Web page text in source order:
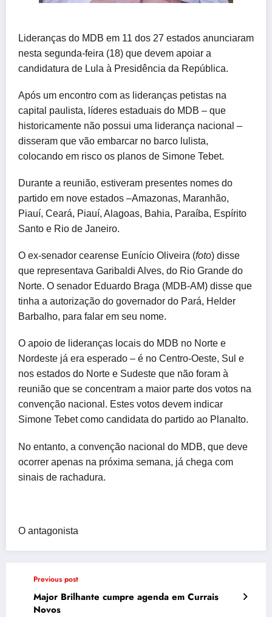
Lideranças do MDB em 11 dos 27 estados anunciaram
nesta segunda-feira (18) que devem apoiar a
candidatura de Lula à Presidência da República.
Após um encontro com as lideranças petistas na
capital paulista, líderes estaduais do MDB – que
historicamente não possui uma liderança nacional –
disseram que vão embarcar no barco lulista,
colocando em risco os planos de Simone Tebet.
Durante a reunião, estiveram presentes nomes do
partido em nove estados –Amazonas, Maranhão,
Piauí, Ceará, Piauí, Alagoas, Bahia, Paraíba, Espírito
Santo e Rio de Janeiro.
O ex-senador cearense Eunício Oliveira (foto) disse
que representava Garibaldi Alves, do Rio Grande do
Norte. O senador Eduardo Braga (MDB-AM) disse que
tinha a autorização do governador do Pará, Helder
Barbalho, para falar em seu nome.
O apoio de lideranças locais do MDB no Norte e
Nordeste já era esperado – é no Centro-Oeste, Sul e
nos estados do Norte e Sudeste que não foram à
reunião que se concentram a maior parte dos votos na
convenção nacional. Estes votos devem indicar
Simone Tebet como candidata do partido ao Planalto.
No entanto, a convenção nacional do MDB, que deve
ocorrer apenas na próxima semana, já chega com
sinais de rachadura.
O antagonista
Previous post
Major Brilhante cumpre agenda em Currais
Novos